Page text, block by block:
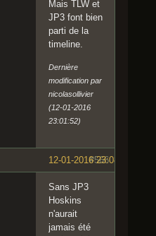
Mais TLW et
JP3 font bien
parti de la
timeline.
Dernière
modification par
nicolasollivier
(12-01-2016
23:01:52)
#566
12-01-2016 23:08:36
Sans JP3
Hoskins
n'aurait
jamais été